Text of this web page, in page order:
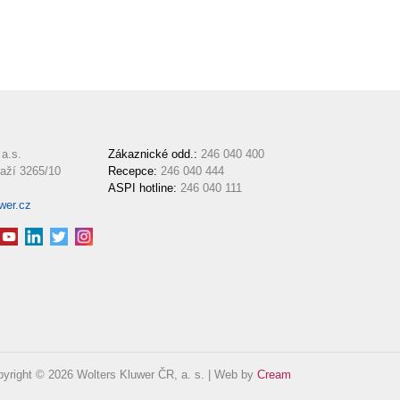
3265/10
Zákaznické odd.: 246 040 400
Recepce: 246 040 444
ASPI hotline: 246 040 111
© 2026 Wolters Kluwer ČR, a. s. | Web by Cream